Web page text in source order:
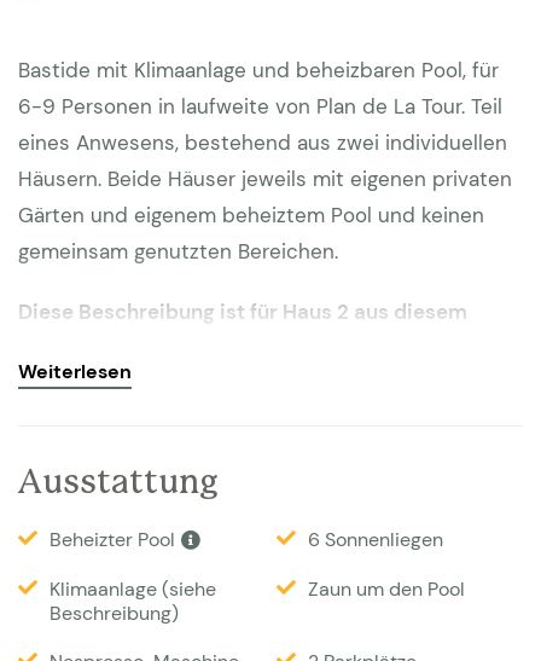
Bastide mit Klimaanlage und beheizbaren Pool, für
6-9 Personen in laufweite von Plan de La Tour. Teil
eines Anwesens, bestehend aus zwei individuellen
Häusern. Beide Häuser jeweils mit eigenen privaten
Gärten und eigenem beheiztem Pool und keinen
gemeinsam genutzten Bereichen.
Diese Beschreibung ist für Haus 2 aus diesem
Personen vermietet wird.
Komfort versehen für einen unvergesslichen Urlaub.
Stränden, Restaurants und charmanten Dörfern
entfernt. In laufweite (10 Minuten) von Plan de La
Tour. Es gibt zahlreiche Strände, die alle leicht zu
Weiterlesen
Ausstattung
Beheizter Pool
6 Sonnenliegen
Klimaanlage (siehe
Beschreibung)
Zaun um den Pool